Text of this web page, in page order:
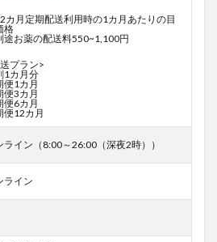
月定期配送利用時の1カ月あたりの目
格
お薬の配送料550~1,100円
プラン>
1カ月分
便1カ月
便3カ月
便6カ月
便12カ月
ライン（8:00～26:00（深夜2時））
ライン